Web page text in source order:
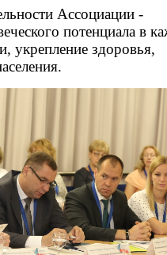
Ассоциации -
потенциала в
укрепление здоровья,